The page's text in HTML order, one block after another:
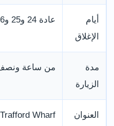
أيام
الإغلاق
عادة 24 و25 و26 ديسمبر
مدة
الزيارة
من ساعة
العنوان
Wharf